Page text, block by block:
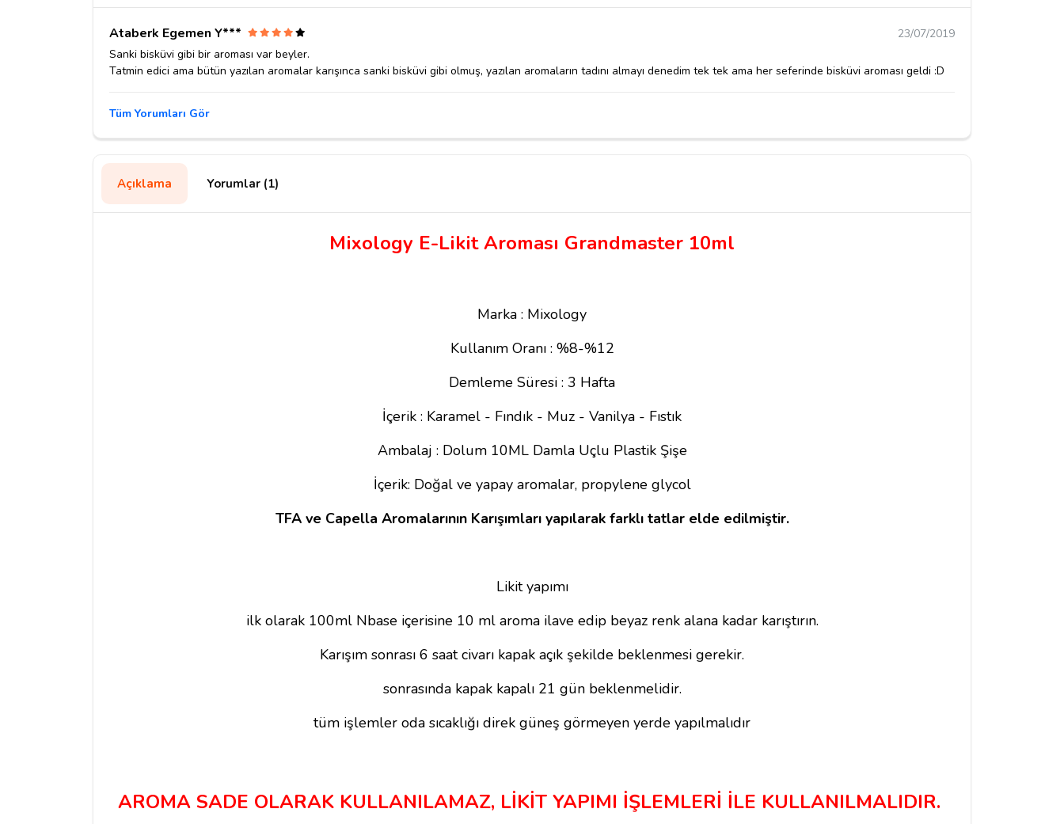
Ataberk Egemen Y***
23/07/2019
Sanki bisküvi gibi bir aroması var beyler.
Tatmin edici ama bütün yazılan aromalar karışınca sanki bisküvi gibi olmuş, yazılan aromaların tadını almayı denedim tek tek ama her seferinde bisküvi aroması geldi :D
Tüm Yorumları Gör
Açıklama Yorumlar (1)
Mixology E-Likit Aroması Grandmaster 10ml
Marka : Mixology
Kullanım Oranı : %8-%12
Demleme Süresi : 3 Hafta
İçerik : Karamel - Fındık - Muz - Vanilya - Fıstık
Ambalaj : Dolum 10ML Damla Uçlu Plastik Şişe
İçerik: Doğal ve yapay aromalar, propylene glycol
TFA ve Capella Aromalarının Karışımları yapılarak farklı tatlar elde edilmiştir.
Likit yapımı
ilk olarak 100ml Nbase içerisine 10 ml aroma ilave edip beyaz renk alana kadar karıştırın.
Karışım sonrası 6 saat civarı kapak açık şekilde beklenmesi gerekir.
sonrasında kapak kapalı 21 gün beklenmelidir.
tüm işlemler oda sıcaklığı direk güneş görmeyen yerde yapılmalıdır
AROMA SADE OLARAK KULLANILAMAZ, LİKİT YAPIMI İŞLEMLERİ İLE KULLANILMALIDIR.